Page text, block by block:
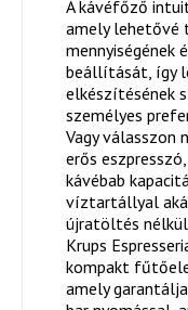
A kávéfőző
amely lehetővé
mennyiségének
beállítását, így
elkészítésének
személyes
Vagy válasszon
erős
kávébab
víztartállyal
újratöltés
Krups
kompakt
amely